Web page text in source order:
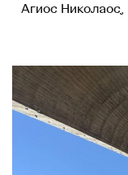
Агиос Николаос,